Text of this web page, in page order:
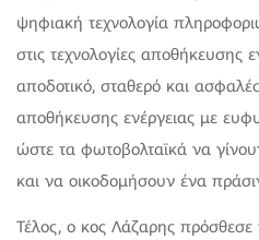
ψηφιακή τεχνολογία
στις τεχνολογίες αποθήκευσης
αποδοτικό, σταθερό και
αποθήκευσης ενέργειας με
ώστε τα φωτοβολταϊκά να
και να οικοδομήσουν ένα
Τέλος, ο κος Λάζαρης